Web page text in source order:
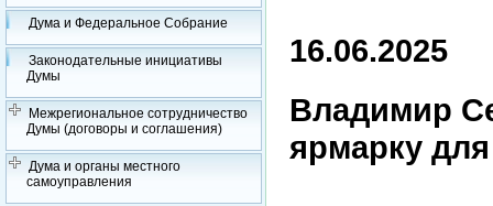
Дума и Федеральное Собрание
Законодательные инициативы
Думы
Межрегиональное сотрудничество
Думы (договоры и соглашения)
Дума и органы местного
самоуправления
16.06.2025
Владимир
ярмарку